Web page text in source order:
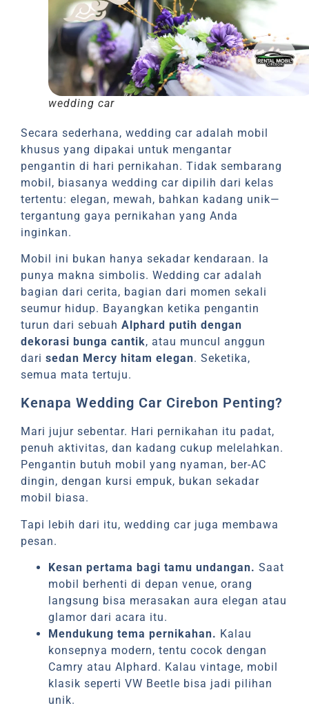
wedding car
Secara sederhana, wedding car adalah mobil
khusus yang dipakai untuk mengantar
pengantin di hari pernikahan. Tidak sembarang
mobil, biasanya wedding car dipilih dari kelas
tertentu: elegan, mewah, bahkan kadang unik—
tergantung gaya pernikahan yang Anda
inginkan.
Mobil ini bukan hanya sekadar kendaraan. Ia
punya makna simbolis. Wedding car adalah
bagian dari cerita, bagian dari momen sekali
seumur hidup. Bayangkan ketika pengantin
turun dari sebuahAlphard putih dengan
dekorasi bunga cantik, atau muncul anggun
darisedan Mercy hitam elegan. Seketika,
semua mata tertuju.
Kenapa Wedding Car Cirebon Penting?
Mari jujur sebentar. Hari pernikahan itu padat,
penuh aktivitas, dan kadang cukup melelahkan.
Pengantin butuh mobil yang nyaman, ber-AC
dingin, dengan kursi empuk, bukan sekadar
mobil biasa.
Tapi lebih dari itu, wedding car juga membawa
pesan.
Kesan pertama bagi tamu undangan. Saat
mobil berhenti di depan venue, orang
langsung bisa merasakan aura elegan atau
glamor dari acara itu.
Mendukung tema pernikahan. Kalau
konsepnya modern, tentu cocok dengan
Camry atau Alphard. Kalau vintage, mobil
klasik seperti VW Beetle bisa jadi pilihan
unik.